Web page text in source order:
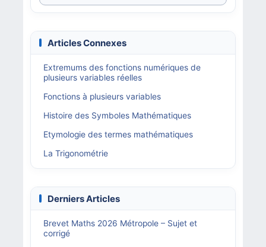
Articles Connexes
Extremums des fonctions numériques de
plusieurs variables réelles
Fonctions à plusieurs variables
Histoire des Symboles Mathématiques
Etymologie des termes mathématiques
La Trigonométrie
Derniers Articles
Brevet Maths 2026 Métropole – Sujet et
corrigé